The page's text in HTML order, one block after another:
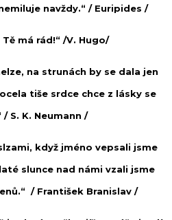
navždy.“ / Euripides /
má rád!“ /V. Hugo/
na strunách by se dala jen
tiše srdce chce z lásky se
/S. K. Neumann /
když jméno vepsali jsme
slunce nad námi vzali jsme
/ František Branislav/